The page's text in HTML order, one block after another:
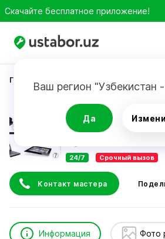
Скачайте бесплатное приложение!
Ваш регион "Узбекистан
Да
Главная Ремонт техники
Аъзамжон
24/7 Срочный вызов
Контакт мастера
Информация Фото